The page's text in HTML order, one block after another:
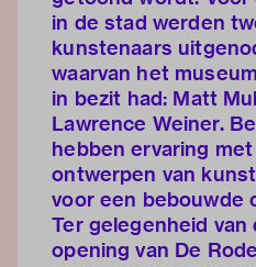
in de stad werden
kunstenaars
waarvan het
in bezit had: Matt
Lawrence Weiner.
hebben ervaring
ontwerpen van
voor een bebouwde
Ter gelegenheid van
opening van De